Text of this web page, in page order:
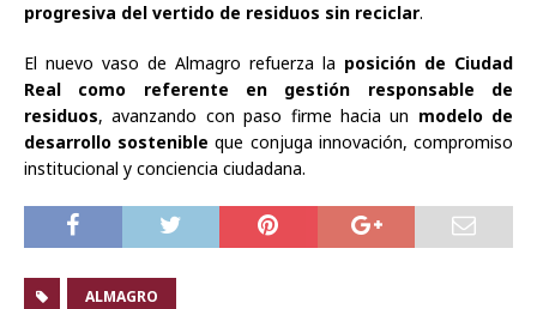
progresiva del vertido de residuos sin reciclar.
El nuevo vaso de Almagro refuerza la posición de Ciudad
Real como referente en gestión responsable de
residuos, avanzando con paso firme hacia un modelo de
desarrollo sostenible que conjuga innovación, compromiso
institucional y conciencia ciudadana.
ALMAGRO